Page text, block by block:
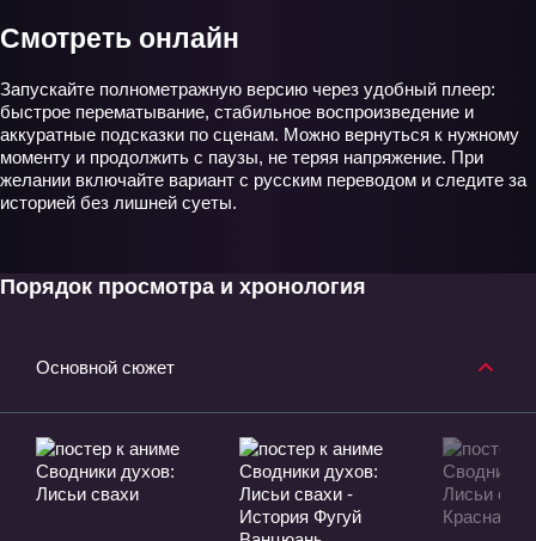
Смотреть онлайн
Запускайте полнометражную версию через удобный плеер:
быстрое перематывание, стабильное воспроизведение и
аккуратные подсказки по сценам. Можно вернуться к нужному
моменту и продолжить с паузы, не теряя напряжение. При
желании включайте вариант с русским переводом и следите за
историей без лишней суеты.
Порядок просмотра и хронология
Основной сюжет